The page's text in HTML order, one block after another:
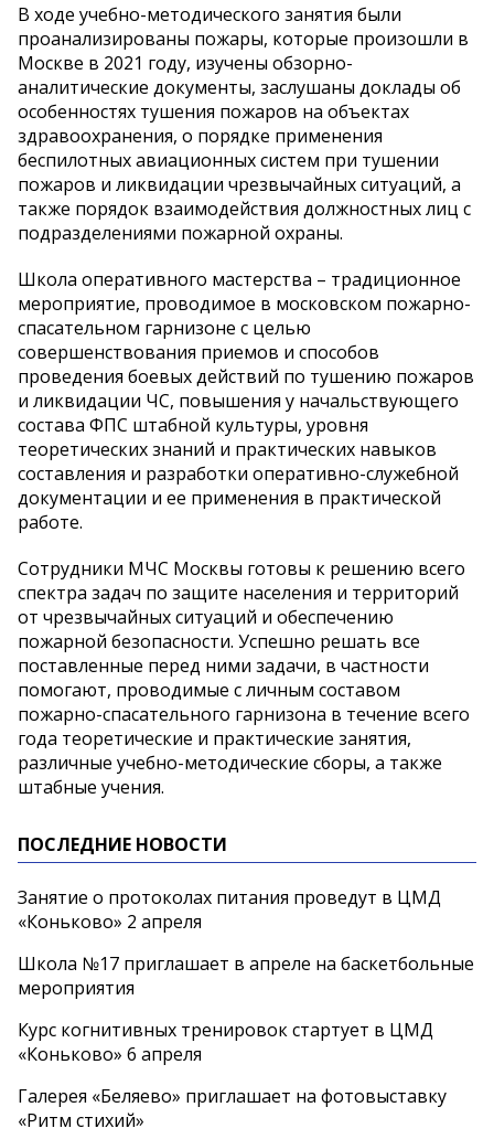
В ходе учебно-методического занятия были
проанализированы пожары, которые произошли в
Москве в 2021 году, изучены обзорно-
аналитические документы, заслушаны доклады об
особенностях тушения пожаров на объектах
здравоохранения, о порядке применения
беспилотных авиационных систем при тушении
пожаров и ликвидации чрезвычайных ситуаций, а
также порядок взаимодействия должностных лиц с
подразделениями пожарной охраны.
Школа оперативного мастерства – традиционное
мероприятие, проводимое в московском пожарно-
спасательном гарнизоне с целью
совершенствования приемов и способов
проведения боевых действий по тушению пожаров
и ликвидации ЧС, повышения у начальствующего
состава ФПС штабной культуры, уровня
теоретических знаний и практических навыков
составления и разработки оперативно-служебной
документации и ее применения в практической
работе.
Сотрудники МЧС Москвы готовы к решению всего
спектра задач по защите населения и территорий
от чрезвычайных ситуаций и обеспечению
пожарной безопасности. Успешно решать все
поставленные перед ними задачи, в частности
помогают, проводимые с личным составом
пожарно-спасательного гарнизона в течение всего
года теоретические и практические занятия,
различные учебно-методические сборы, а также
штабные учения.
ПОСЛЕДНИЕ НОВОСТИ
Занятие о протоколах питания проведут в ЦМД
«Коньково» 2 апреля
Школа №17 приглашает в апреле на баскетбольные
мероприятия
Курс когнитивных тренировок стартует в ЦМД
«Коньково» 6 апреля
Галерея «Беляево» приглашает на фотовыставку
«Ритм стихий»